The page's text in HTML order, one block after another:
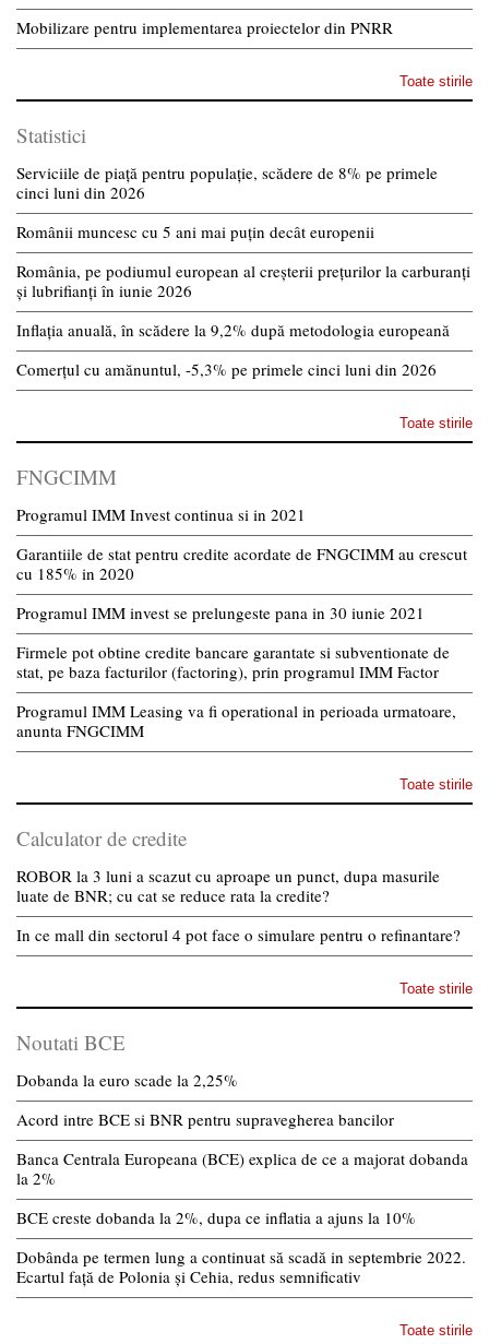
Mobilizare pentru implementarea proiectelor din PNRR
Toate stirile
Statistici
Serviciile de piață pentru populație, scădere de 8% pe primele
cinci luni din 2026
Românii muncesc cu 5 ani mai puțin decât europenii
România, pe podiumul european al creșterii prețurilor la carburanți
și lubrifianți în iunie 2026
Inflația anuală, în scădere la 9,2% după metodologia europeană
Comerțul cu amănuntul, -5,3% pe primele cinci luni din 2026
Toate stirile
FNGCIMM
Programul IMM Invest continua si in 2021
Garantiile de stat pentru credite acordate de FNGCIMM au crescut
cu 185% in 2020
Programul IMM invest se prelungeste pana in 30 iunie 2021
Firmele pot obtine credite bancare garantate si subventionate de
stat, pe baza facturilor (factoring), prin programul IMM Factor
Programul IMM Leasing va fi operational in perioada urmatoare,
anunta FNGCIMM
Toate stirile
Calculator de credite
ROBOR la 3 luni a scazut cu aproape un punct, dupa masurile
luate de BNR; cu cat se reduce rata la credite?
In ce mall din sectorul 4 pot face o simulare pentru o refinantare?
Toate stirile
Noutati BCE
Dobanda la euro scade la 2,25%
Acord intre BCE si BNR pentru supravegherea bancilor
Banca Centrala Europeana (BCE) explica de ce a majorat dobanda
la 2%
BCE creste dobanda la 2%, dupa ce inflatia a ajuns la 10%
Dobânda pe termen lung a continuat să scadă in septembrie 2022.
Ecartul față de Polonia și Cehia, redus semnificativ
Toate stirile